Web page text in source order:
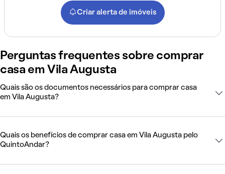
Criar alerta de imóveis
Perguntas frequentes sobre comprar
casa em Vila Augusta
Quais são os documentos necessários para comprar casa
em Vila Augusta?
Quais os benefícios de comprar casa em Vila Augusta pelo
QuintoAndar?